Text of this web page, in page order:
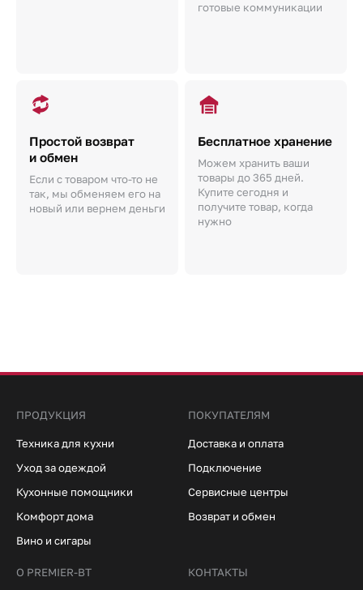
готовые коммуникации
Простой возврат
и обмен
Если с товаром что-то не
так, мы обменяем его на
новый или вернем деньги
Бесплатное хранение
Можем хранить ваши
товары до 365 дней.
Купите сегодня и
получите товар, когда
нужно
ПРОДУКЦИЯ
Техника для кухни
Уход за одеждой
Кухонные помощники
Комфорт дома
Вино и сигары
ПОКУПАТЕЛЯМ
Доставка и оплата
Подключение
Сервисные центры
Возврат и обмен
О PREMIER-BT КОНТАКТЫ